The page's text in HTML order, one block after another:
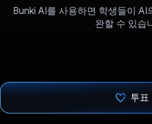
Bunki AI를 사용하면 학생들이 AI
완할 수 있습
투표